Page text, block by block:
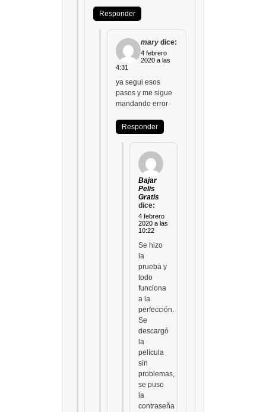
Responder
mary dice:
4 febrero
2020 a las
4:31
ya segui esos
pasos y me sigue
mandando error
Responder
Bajar
Pelis
Gratis
dice:
4 febrero
2020 a las
10:22
Se hizo
la
prueba y
todo
funciona
a la
perfección.
Se
descargó
la
película
sin
problemas,
se puso
la
contraseña